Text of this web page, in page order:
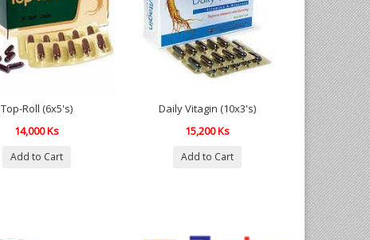
Top-Roll (6x5's)
14,000 Ks
Add to Cart
Daily Vitagin (10x3's)
15,200 Ks
Add to Cart